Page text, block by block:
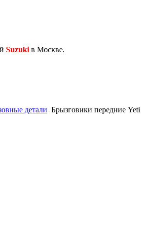
Suzuki в Москве.
детали Брызговики передние Yeti